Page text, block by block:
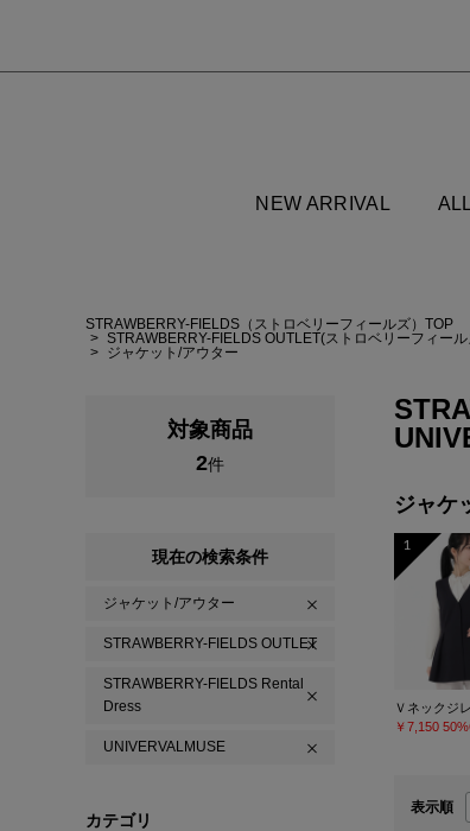
NEW ARRIVAL ALL
STRAWBERRY-FIELDS（ストロベリーフィールズ）TOP
STRAWBERRY-FIELDS OUTLET(ストロベリーフィー
ジャケット/アウター
対象商品
2件
現在の検索条件
ジャケット/アウター
STRAWBERRY-FIELDS OUTLET
STRAWBERRY-FIELDS Rental
Dress
UNIVERVALMUSE
カテゴリ
ジャケ
1
Ｖネックジレ
￥7,150
表示順